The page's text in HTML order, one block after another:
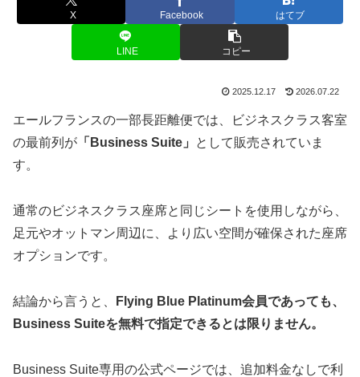
X Facebook はてブ
LINE コピー
2025.12.17 2026.07.22
エールフランスの一部長距離便では、ビジネスクラス客室
の最前列が 「Business Suite」
として販売されていま
す。
通常のビジネスクラス座席と同じシートを使用しながら、
足元やオットマン周辺に、より広い空間が確保された座席
オプションです。
結論から言うと、
Flying Blue Platinum会員であっても、
Business Suiteを無料で指定できるとは限りません。
Business Suite専用の公式ページでは、追加料金なしで利